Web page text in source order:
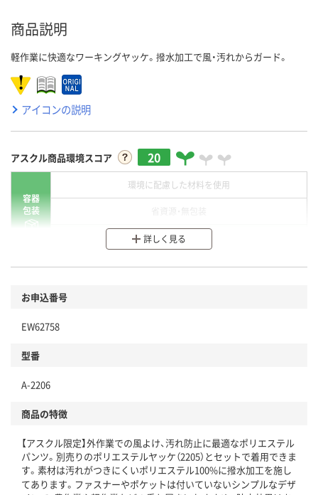
商品説明
軽作業に快適なワーキングヤッケ。撥水加工で風・汚れからガード。
アイコンの説明
アスクル商品環境スコア 20
容器
包装
環境に配慮した材料を使用
分別・リサイクルしやすい設計
本体
仕組
この商品の環境配慮ポイントです。下記商品詳細「
アスクル商品環境スコア詳細／加点項目
」で確認できます。
詳しく見る
お申込番号
EW62758
型番
A-2206
商品の特徴
【アスクル限定】外作業での風よけ、汚れ防止に最適なポリエステル
パンツ。別売りのポリエステルヤッケ（2205）とセットで着用できま
す。素材は汚れがつきにくいポリエステル100%に撥水加工を施し
てあります。ファスナーやポケットは付いていないシンプルなデザ